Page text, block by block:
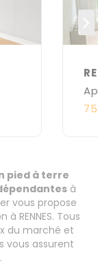
pied à terre
à
vous propose
à RENNES. Tous
du marché et
vous assurent